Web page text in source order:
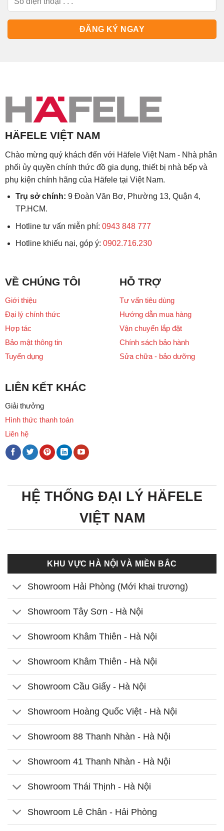
HÄFELE VIỆT NAM
Chào mừng quý khách đến với Häfele Việt Nam - Nhà phân
phối ủy quyền chính thức đồ gia dụng, thiết bị nhà bếp và
phụ kiện chính hãng của Häfele tại Việt Nam.
Trụ sở chính: 9 Đoàn Văn Bơ, Phường 13, Quận 4,
TP.HCM.
Hotline tư vấn miễn phí: 0943 848 777
Hotline khiếu nại, góp ý: 0902.716.230
VỀ CHÚNG TÔI
Giới thiệu
Đại lý chính thức
Hợp tác
Bảo mật thông tin
Tuyển dụng
HỖ TRỢ
Tư vấn tiêu dùng
Hướng dẫn mua hàng
Vận chuyển lắp đặt
Chính sách bảo hành
Sửa chữa - bảo dưỡng
LIÊN KẾT KHÁC
Giải thưởng
Hình thức thanh toán
Liên hệ
HỆ THỐNG ĐẠI LÝ HÄFELE
VIỆT NAM
KHU VỰC HÀ NỘI VÀ MIỀN BẮC
Showroom Hải Phòng (Mới khai trương)
Showroom Tây Sơn - Hà Nội
Showroom Khâm Thiên - Hà Nội
Showroom Khâm Thiên - Hà Nội
Showroom Cầu Giấy - Hà Nội
Showroom Hoàng Quốc Việt - Hà Nội
Showroom 88 Thanh Nhàn - Hà Nội
Showroom 41 Thanh Nhàn - Hà Nội
Showroom Thái Thịnh - Hà Nội
Showroom Lê Chân - Hải Phòng